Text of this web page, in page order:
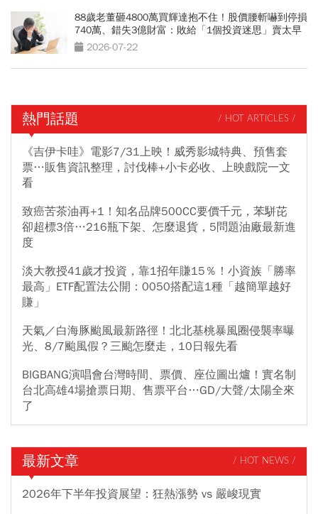
88歲老董砸4800萬買輝達抱不住！股價腰斬嚇到停損
740萬、錯失3億財富：敗給「1個投資迷思」賣太早
2026-07-22
熱門話題 / HOT ARTICLES /
《吉伊卡哇》電影7/31上映！威秀影城特典、預售套
票…販售資訊整理，討伐棒+小卡必收、上映戲院一文
看
致癌苦茶油再+1！知名品牌500CC要價千元，苯駢芘
卻超標3倍…216瓶下架、怎麼退貨，5問題油廠最新進
度
淡大教授41歲才投資，靠1招年賺15％！小資族「勝率
最高」ETF配置法公開：0050搭配這1種「越簡單越好
賺」
天氣／白海豚颱風最新路徑！北北基桃暴風圈侵襲率曝
光、8/7颱風假？三颱怎麼走，10日報先看
BIGBANG演唱會台灣時間、票價、座位圖出爐！實名制
台北高雄4場搶票日期、售票平台…GD/大聲/太陽全來
了
最新文章 / HOT NEWS /
2026年下半年投資展望：狂熱漲勢 vs 嚴峻現實